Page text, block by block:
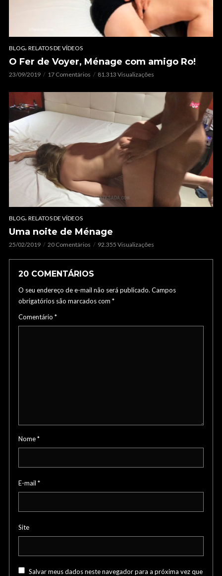
BLOG, RELATOS DE VÍDEOS
O Fer de Voyer, Ménage com amigo Ro!
23/09/2019 17 Comentários 81.313 Visualizações
BLOG, RELATOS DE VÍDEOS
Uma noite de Ménage
25/02/2019 20 Comentários 92.355 Visualizações
20 COMENTÁRIOS
O seu endereço de e-mail não será publicado. Campos
obrigatórios são marcados com *
Comentário *
Nome*
E-mail *
Site
Salvar meus dados neste navegador para a próxima vez que